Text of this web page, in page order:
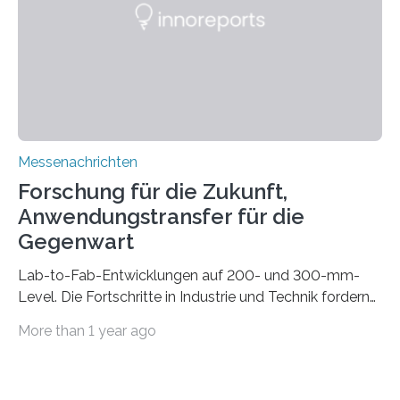
konventionelle Robotik an der Produktion und
Messenachrichten
Forschung für die Zukunft,
Anwendungstransfer für die
Gegenwart
Lab-to-Fab-Entwicklungen auf 200- und 300-mm-
Level. Die Fortschritte in Industrie und Technik fordern
Mikrochips, sowohl aus technischer, wirtschaftlicher, als
More than 1 year ago